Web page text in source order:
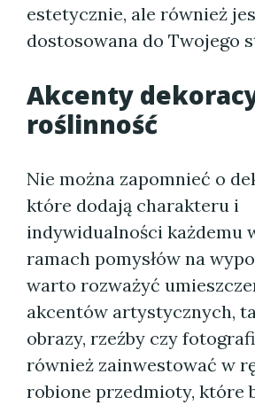
estetycznie, ale również
dostosowana do Twojego
Akcenty
roślinność
Nie można zapomnieć o
które dodają charakteru i
indywidualności każdemu
ramach pomysłów na
warto rozważyć
akcentów artystycznych,
obrazy, rzeźby czy
również zainwestować w
robione przedmioty, które